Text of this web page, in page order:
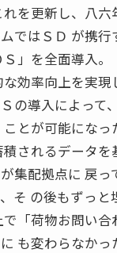
を更新し、八六
ではＳＤ が携
」を全面導入。
効率向上を実現
の導入によって
とが可能になっ
されるデータを
集配拠点に 戻っ
そ の後もずっと
「荷物お問い合
も変わらなかっ